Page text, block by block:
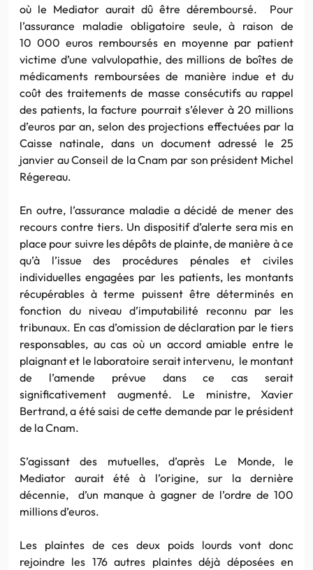
où le Mediator aurait dû être déremboursé. Pour
l’assurance maladie obligatoire seule, à raison de
10 000 euros remboursés en moyenne par patient
victime d’une valvulopathie, des millions de boîtes de
médicaments remboursées de manière indue et du
coût des traitements de masse consécutifs au rappel
des patients, la facture pourrait s’élever à 20 millions
d’euros par an, selon des projections effectuées par la
Caisse natinale, dans un document adressé le 25
janvier au Conseil de la Cnam par son président Michel
Régereau.
En outre, l’assurance maladie a décidé de mener des
recours contre tiers. Un dispositif d’alerte sera mis en
place pour suivre les dépôts de plainte, de manière à ce
qu’à l’issue des procédures pénales et civiles
individuelles engagées par les patients, les montants
récupérables à terme puissent être déterminés en
fonction du niveau d’imputabilité reconnu par les
tribunaux. En cas d’omission de déclaration par le tiers
responsables, au cas où un accord amiable entre le
plaignant et le laboratoire serait intervenu, le montant
de l’amende prévue dans ce cas serait
significativement augmenté. Le ministre, Xavier
Bertrand, a été saisi de cette demande par le président
de la Cnam.
S’agissant des mutuelles, d’après Le Monde, le
Mediator aurait été à l’origine, sur la dernière
décennie, d’un manque à gagner de l’ordre de 100
millions d’euros.
Les plaintes de ces deux poids lourds vont donc
rejoindre les 176 autres plaintes déjà déposées en